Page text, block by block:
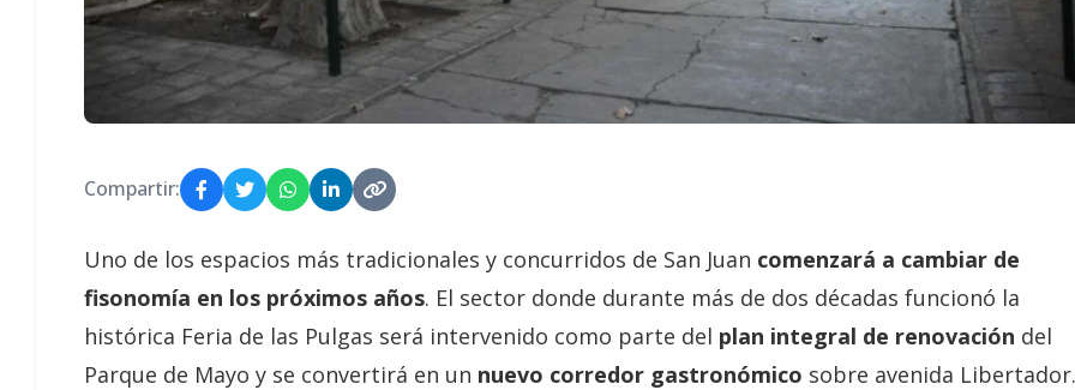
Compartir:
Uno de los espacios más tradicionales y concurridos de San Juan comenzará a cambiar de
fisonomía en los próximos años. El sector donde durante más de dos décadas funcionó la
histórica Feria de las Pulgas será intervenido como parte del plan integral de renovación del
Parque de Mayo y se convertirá en un nuevo corredor gastronómico sobre avenida Libertador.